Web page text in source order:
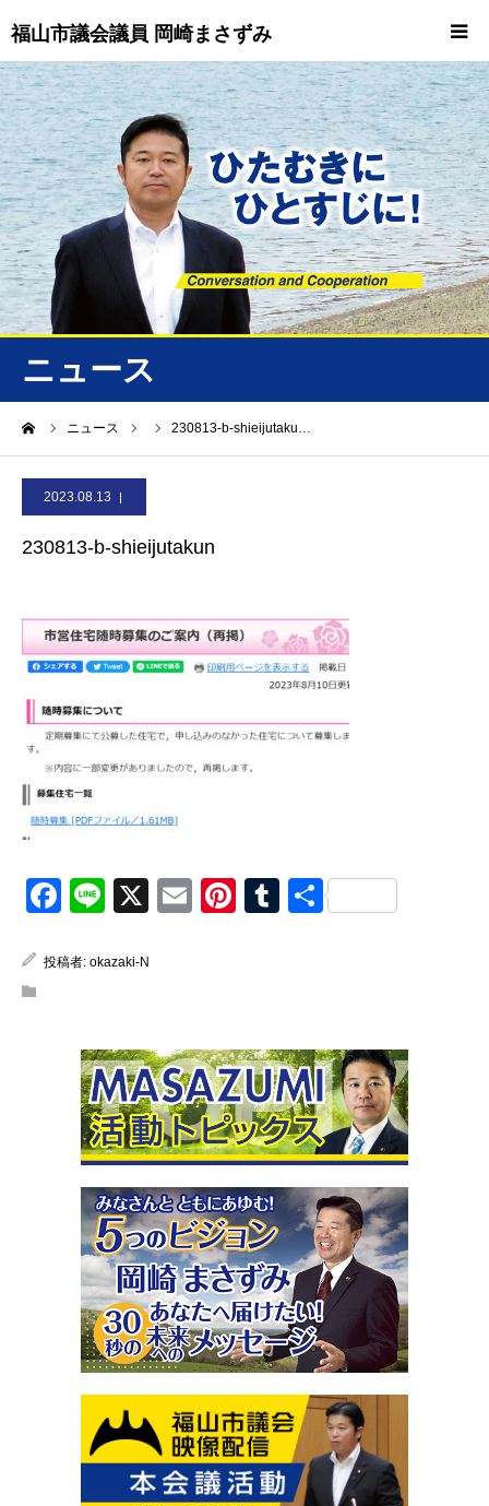
福山市議会議員 岡崎まさずみ
ニュース
ニュース 230813-b-shieijutaku…
2023.08.13
230813-b-shieijutakun
Facebook
Line
X EmailPinterest
Tumblr
共
投稿者: okazaki-N
HOME
重要情報
プロフィール
ニュース/トピックス
ニュース